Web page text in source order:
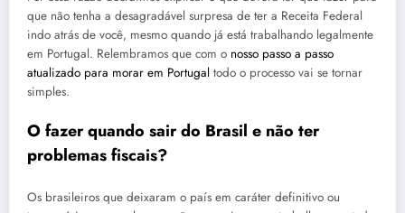
que não tenha a desagradável surpresa de ter a Receita Federal
indo atrás de você, mesmo quando já está trabalhando legalmente
em Portugal. Relembramos que com o nosso passo a passo
atualizado para morar em Portugal todo o processo vai se tornar
simples.
O fazer quando sair do Brasil e não ter
problemas fiscais?
Os brasileiros que deixaram o país em caráter definitivo ou